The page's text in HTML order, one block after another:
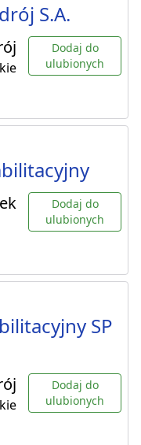
S.A.
Dodaj do
ulubionych
Dodaj do
ulubionych
SP
Dodaj do
ulubionych